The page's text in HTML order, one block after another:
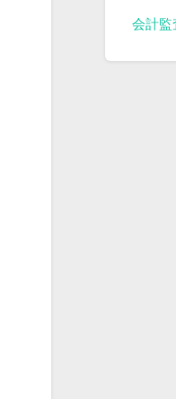
会計監